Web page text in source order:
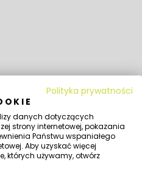
namiotowej?
jest pozwolenie?
Polityka prywatności
danych dotyczących
strony internetowej, pokazania
Państwu wspaniałego
Aby uzyskać więcej
których używamy, otwórz